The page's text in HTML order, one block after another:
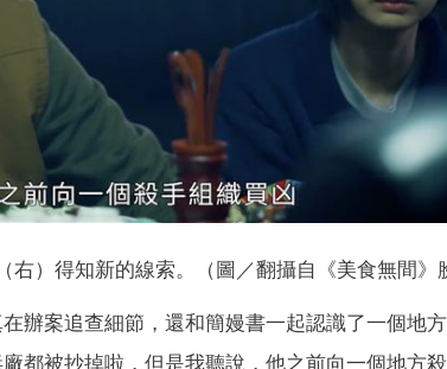
右）得知新的線索。（圖／翻攝自《美食無間》
辦案追查細節，還和簡嫚書一起認識了一個地
廠都被抄掉啦，但是我聽說，他之前向一個地